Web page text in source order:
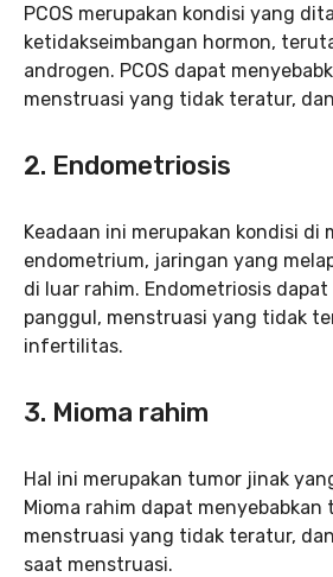
PCOS merupakan kondisi yang
ketidakseimbangan hormon,
androgen. PCOS dapat
menstruasi yang tidak teratur,
2. Endometriosis
Keadaan ini merupakan kondisi di
endometrium, jaringan yang
di luar rahim. Endometriosis
panggul, menstruasi yang tidak
infertilitas.
3. Mioma rahim
Hal ini merupakan tumor jinak
Mioma rahim dapat menyebabkan
menstruasi yang tidak teratur,
saat menstruasi.